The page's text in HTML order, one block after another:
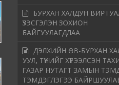
БУРХАН ХАЛДУН
ҮЗЭСГЭЛЭН ЗОХИОН
БАЙГУУЛАГДЛАА
ДЭЛХИЙН ӨВ-БУРХАН
УУЛ, ТҮҮНИЙГ ХҮРЭЭЛСЭН
ГАЗАР НУТАГТ ЗАМЫН
ТЭМДЭГЛЭГЭЭ